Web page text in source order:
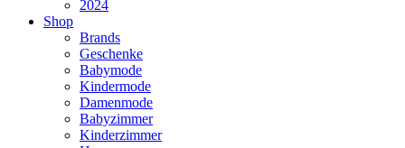
2024
Shop
Brands
Geschenke
Babymode
Kindermode
Damenmode
Babyzimmer
Kinderzimmer